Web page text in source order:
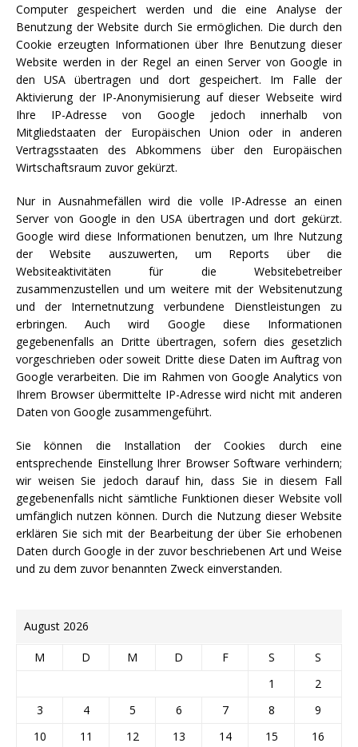
Computer gespeichert werden und die eine Analyse der
Benutzung der Website durch Sie ermöglichen. Die durch den
Cookie erzeugten Informationen über Ihre Benutzung dieser
Website werden in der Regel an einen Server von Google in
den USA übertragen und dort gespeichert. Im Falle der
Aktivierung der IP-Anonymisierung auf dieser Webseite wird
Ihre IP-Adresse von Google jedoch innerhalb von
Mitgliedstaaten der Europäischen Union oder in anderen
Vertragsstaaten des Abkommens über den Europäischen
Wirtschaftsraum zuvor gekürzt.
Nur in Ausnahmefällen wird die volle IP-Adresse an einen
Server von Google in den USA übertragen und dort gekürzt.
Google wird diese Informationen benutzen, um Ihre Nutzung
der Website auszuwerten, um Reports über die
Websiteaktivitäten für die Websitebetreiber
zusammenzustellen und um weitere mit der Websitenutzung
und der Internetnutzung verbundene Dienstleistungen zu
erbringen. Auch wird Google diese Informationen
gegebenenfalls an Dritte übertragen, sofern dies gesetzlich
vorgeschrieben oder soweit Dritte diese Daten im Auftrag von
Google verarbeiten. Die im Rahmen von Google Analytics von
Ihrem Browser übermittelte IP-Adresse wird nicht mit anderen
Daten von Google zusammengeführt.
Sie können die Installation der Cookies durch eine
entsprechende Einstellung Ihrer Browser Software verhindern;
wir weisen Sie jedoch darauf hin, dass Sie in diesem Fall
gegebenenfalls nicht sämtliche Funktionen dieser Website voll
umfänglich nutzen können. Durch die Nutzung dieser Website
erklären Sie sich mit der Bearbeitung der über Sie erhobenen
Daten durch Google in der zuvor beschriebenen Art und Weise
und zu dem zuvor benannten Zweck einverstanden.
August 2026
M D M D F S
S
1
2
3
4 5 6 7 8
9
10
11 12 13 14 15
16